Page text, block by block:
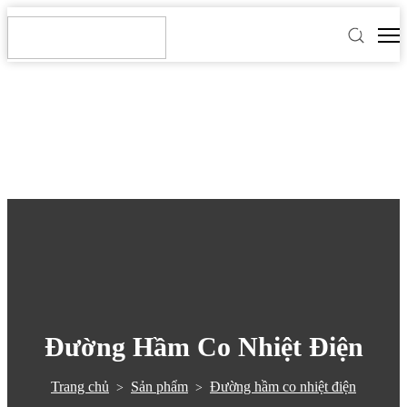
Đường Hầm Co Nhiệt Điện
Trang chủ > Sản phẩm > Đường hầm co nhiệt điện